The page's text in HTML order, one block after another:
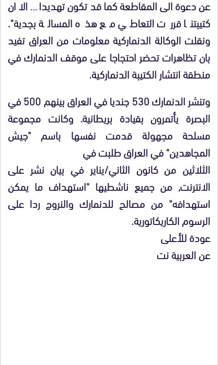
عن دعوة الى المقاطعة كما قد تكون تهديدا … الا ان
كتيبتنا قررت التعاطي مع هذه المسالة بجدية".
ونقلت الوكالة الدنماركية معلومات من العراق تفيد
بان تظاهرات تحضر احتجاجا على موقف الدنمارك في
منطقة انتشار الكتيبة الدنماركية.
وتنشر الدنمارك 530 جنديا في العراق بينهم 500 في
البصرة يأتمرون بقيادة بريطانية. وكانت مجموعة
مسلحة مجهولة قدمت نفسها باسم "جيش
المجاهدين" في العراق طلبت في
الثلاثين من كانون الثاني/يناير في بيان نشر على
الانترنت, من جميع ناشطيها "استهداف ما يمكن
استهدافه" من مصالح للدنمارك والنروج ردا على
الرسوم الكاريكاتورية.
عودة للأعلى
عن العربية نت